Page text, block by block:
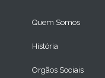
Quem Somos
História
Orgãos Sociais